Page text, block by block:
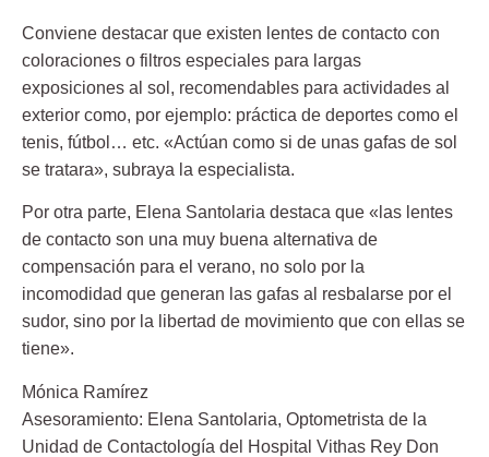
Conviene destacar que existen lentes de contacto con
coloraciones o filtros especiales para largas
exposiciones al sol, recomendables para actividades al
exterior como, por ejemplo: práctica de deportes como el
tenis, fútbol… etc. «Actúan como si de unas gafas de sol
se tratara», subraya la especialista.
Por otra parte, Elena Santolaria destaca que «las lentes
de contacto son una muy buena alternativa de
compensación para el verano, no solo por la
incomodidad que generan las gafas al resbalarse por el
sudor, sino por la libertad de movimiento que con ellas se
tiene».
Mónica Ramírez
Asesoramiento: Elena Santolaria, Optometrista de la
Unidad de Contactología del Hospital Vithas Rey Don